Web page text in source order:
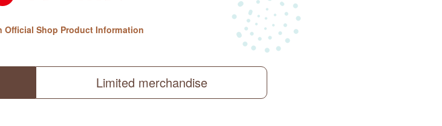
Official Shop Product Information
Limited merchandise